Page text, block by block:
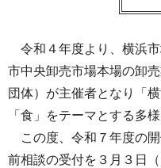
令和４年度より、横浜
市中央卸売市場本場の卸
団体）が主催者となり「
「食」をテーマとする多
この度、令和７年度の
前相談の受付を３月３日